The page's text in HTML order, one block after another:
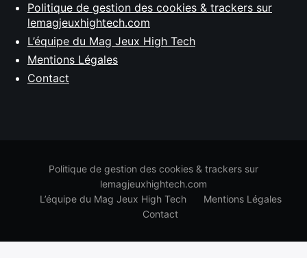
Politique de gestion des cookies & trackers sur
lemagjeuxhightech.com
L’équipe du Mag Jeux High Tech
Mentions Légales
Contact
Politique de gestion des cookies & trackers sur
lemagjeuxhightech.com
L’équipe du Mag Jeux High Tech
Mentions Légales
Contact